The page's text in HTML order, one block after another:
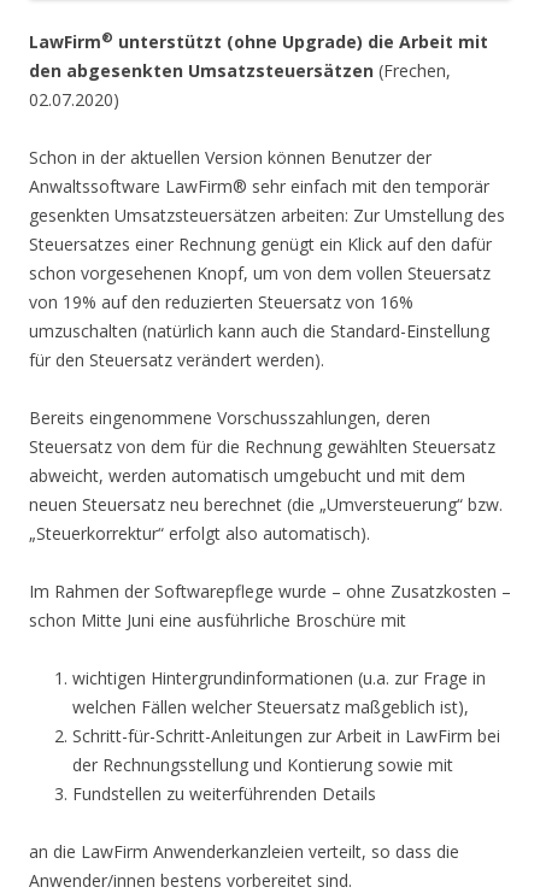
LawFirm® unterstützt (ohne Upgrade) die Arbeit mit
den abgesenkten Umsatzsteuersätzen (Frechen,
02.07.2020)
Schon in der aktuellen Version können Benutzer der
Anwaltssoftware LawFirm® sehr einfach mit den temporär
gesenkten Umsatzsteuersätzen arbeiten: Zur Umstellung des
Steuersatzes einer Rechnung genügt ein Klick auf den dafür
schon vorgesehenen Knopf, um von dem vollen Steuersatz
von 19% auf den reduzierten Steuersatz von 16%
umzuschalten (natürlich kann auch die Standard-Einstellung
für den Steuersatz verändert werden).
Bereits eingenommene Vorschusszahlungen, deren
Steuersatz von dem für die Rechnung gewählten Steuersatz
abweicht, werden automatisch umgebucht und mit dem
neuen Steuersatz neu berechnet (die „Umversteuerung“ bzw.
„Steuerkorrektur“ erfolgt also automatisch).
Im Rahmen der Softwarepflege wurde – ohne Zusatzkosten –
schon Mitte Juni eine ausführliche Broschüre mit
wichtigen Hintergrundinformationen (u.a. zur Frage in
welchen Fällen welcher Steuersatz maßgeblich ist),
Schritt-für-Schritt-Anleitungen zur Arbeit in LawFirm bei
der Rechnungsstellung und Kontierung sowie mit
Fundstellen zu weiterführenden Details
an die LawFirm Anwenderkanzleien verteilt, so dass die
Anwender/innen bestens vorbereitet sind.